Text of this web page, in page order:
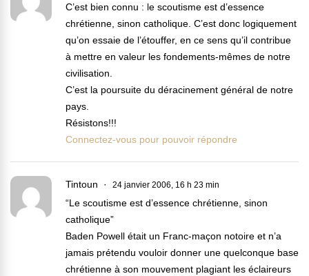
C’est bien connu : le scoutisme est d’essence
chrétienne, sinon catholique. C’est donc logiquement
qu’on essaie de l’étouffer, en ce sens qu’il contribue
à mettre en valeur les fondements-mêmes de notre
civilisation.
C’est la poursuite du déracinement général de notre
pays.
Résistons!!!
Connectez-vous pour pouvoir répondre
Tintoun 24 janvier 2006, 16 h 23 min
“Le scoutisme est d’essence chrétienne, sinon
catholique”
Baden Powell était un Franc-maçon notoire et n’a
jamais prétendu vouloir donner une quelconque base
chrétienne à son mouvement plagiant les éclaireurs